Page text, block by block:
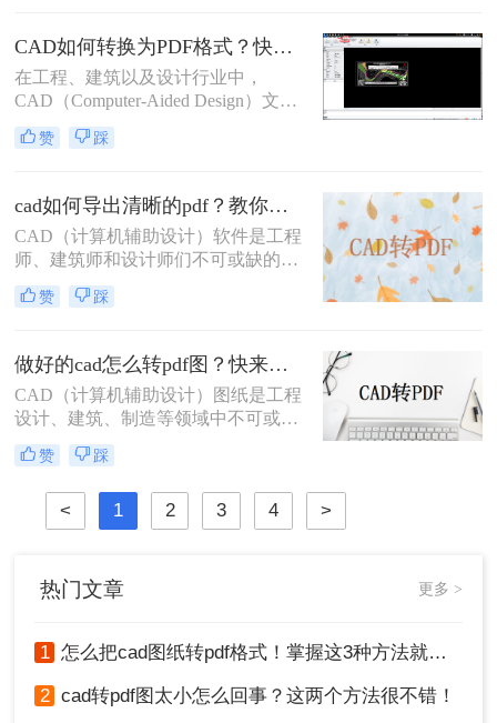
么样把cad批量转pdf文件呢？本文将
详细介绍几种将CAD文件批量转换为
PDF文件的方法，帮助用户高效完成
这一任务。
CAD如何转换为PDF格式？快来试试这三种方法吧！
在工程、建筑以及设计行业中，
CAD（Computer-Aided Design）文件
是存储和交流复杂设计信息的标准格
式。然而，PDF（Portable Document
易于分享的特点，在日常工作中也占
据着重要地位。因此，将CAD文件转
换为PDF格式，成为了许多专业人士
的必要技能。那么CAD如何转换为
PDF格式呢？本文将详细介绍几种常
用的CAD转PDF的方法，帮助您掌握
赞 踩
cad如何导出清晰的pdf？教你二个实用方法！
​CAD（计算机辅助设计）软件是工程
师、建筑师和设计师们不可或缺的工
具，而PDF（可移植文档格式）文件
则因其跨平台兼容性和内容稳定性，
择。将CAD图纸导出为清晰的PDF文
件，对于确保设计细节的准确传达和
在不同设备间的顺畅分享至关重要。
那么cad如何导出清晰的pdf呢？以下
将详细介绍几种将CAD文件导出为清
晰PDF的方法。
赞 踩
做好的cad怎么转pdf图？快来看看这三种方法！
CAD（计算机辅助设计）图纸是工程
设计、建筑、制造等领域中不可或缺
的重要文件。为了更方便地分享、查
看和打印这些图纸，许多用户会选择
将其转换为PDF（可移植文档格式）
图。那么做好的cad怎么转pdf图呢？
下面将详细介绍几种将CAD图纸转换
赞 踩
< 1 2 3 4 >
热门文章 更多 >
1 怎么把cad图纸转pdf格式！掌握这3种方法就可以
2 cad转pdf图太小怎么回事？这两个方法很不错！